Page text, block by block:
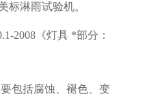
标淋雨试验机。
2008《灯具 *部分：
包括腐蚀、褪色、变